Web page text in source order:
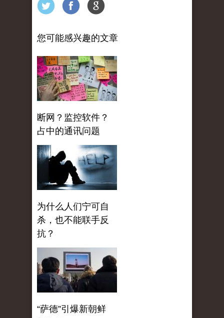
您可能感兴趣的文章
断网？监控软件？
占中的通讯问题
为什么人们宁可自
杀，也不能联手反
抗？
“萨德”引爆新朝鲜